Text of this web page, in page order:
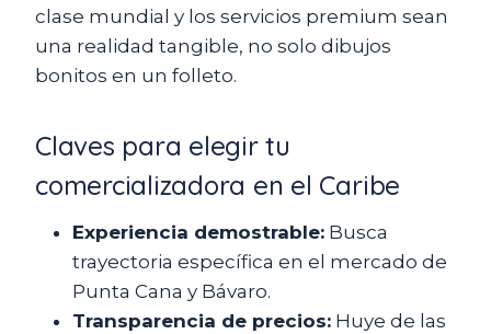
clase mundial y los servicios premium sean
una realidad tangible, no solo dibujos
bonitos en un folleto.
Claves para elegir tu
comercializadora en el Caribe
Experiencia demostrable: Busca
trayectoria específica en el mercado de
Punta Cana y Bávaro.
Transparencia de precios: Huye de las